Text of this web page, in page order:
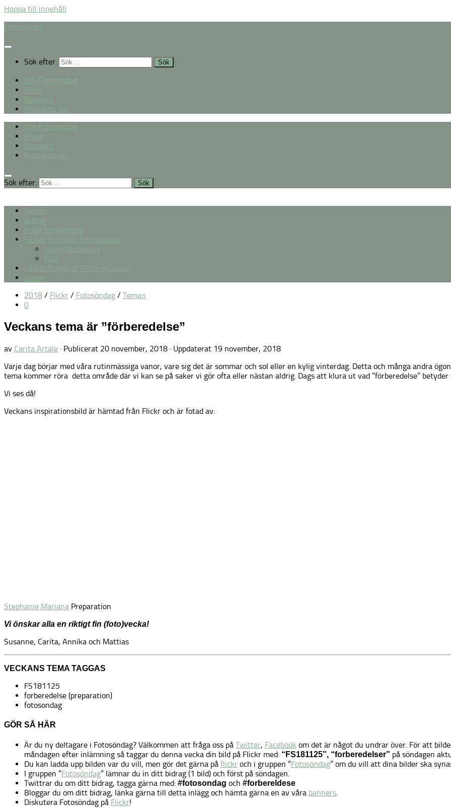
Hoppa till innehåll
Fotosöndag
Sök efter:
Om Fotosöndag
Press
Banners
Kontakta oss
Om Fotosöndag
Press
Banners
Kontakta oss
Sök efter:
Teman
Bidrag
Profil Fotosöndag
Så här fungerar Fotosöndag
Integritetspolicy
FAQ
Så här fungerar Flickr-gruppen
Guider
2018 / Flickr / Fotosöndag / Teman
0
Veckans tema är ”förberedelse”
av Carita Artale · Publicerat 20 november, 2018 · Uppdaterat 19 november, 2018
Varje dag börjar med våra rutinmässiga vanor, vare sig det är sommar och sol eller en kylig vinterdag. Detta och många andra
tema kommer röra detta område där vi kan se på saker vi gör ofta eller nästan aldrig. Dags att klura ut vad ”förberedelse” betyder
Vi ses då!
Veckans inspirationsbild är hämtad från Flickr och är fotad av:
Stephanie Mariana Preparation
Vi önskar alla en riktigt fin (foto)vecka!
Susanne, Carita, Annika och Mattias
VECKANS TEMA TAGGAS
FS181125
forberedelse (preparation)
fotosondag
GÖR SÅ HÄR
Är du ny deltagare i Fotosöndag? Välkommen att fråga oss på Twitter, Facebook om det är något du undrar över. För att
måndagen efter inlämning så taggar du denna vecka din bild på Flickr med: “FS181125”, “forberedelser” på söndagen
Du kan ladda upp bilden var du vill, men gör det gärna på flickr och i gruppen “Fotosöndag” om du vill att dina bilder ska
I gruppen “Fotosöndag” lämnar du in ditt bidrag (1 bild) och först på söndagen.
Twittrar du om ditt bidrag, tagga gärna med: #fotosondag och #forbereldese
Bloggar du om ditt bidrag, länka gärna till detta inlägg och hämta gärna en av våra banners.
Diskutera Fotosöndag på Flickr!